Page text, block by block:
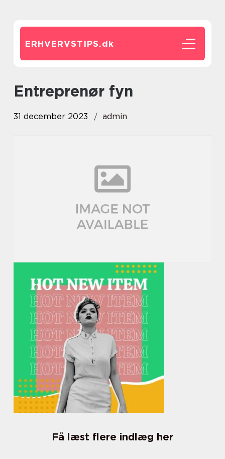
ERHVERVSTIPS.dk
entreprenør fyn
31 december 2023 admin
Få læst flere indlæg her